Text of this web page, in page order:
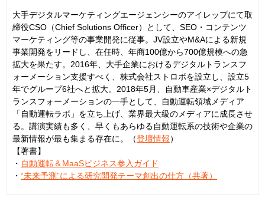
大手デジタルマーケティングエージェンシーのアイレップにて取
締役CSO（Chief Solutions Officer）として、SEO・コンテンツ
マーケティング等の事業開発に従事。JV設立やM&Aによる新規
事業開発をリードし、在任時、年商100億から700億規模への急
拡大を果たす。2016年、大手企業におけるデジタルトランスフ
ォーメーション支援すべく、株式会社ストロボを設立し、設立5
年でグループ6社へと拡大。2018年5月、自動車産業×デジタルト
ランスフォーメーションの一手として、自動運転領域メディア
「自動運転ラボ」を立ち上げ、業界最大級のメディアに成長させ
る。講演実績も多く、早くもあらゆる自動運転系の技術や企業の
最新情報が最も集まる存在に。（登壇情報）
【著書】
・ 自動運転＆MaaSビジネス参入ガイド
・ “未来予測”による研究開発テーマ創出の仕方（共著）